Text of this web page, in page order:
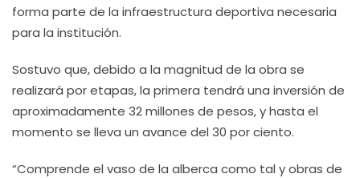
forma parte de la infraestructura deportiva necesaria
para la institución.
Sostuvo que, debido a la magnitud de la obra se
realizará por etapas, la primera tendrá una inversión de
aproximadamente 32 millones de pesos, y hasta el
momento se lleva un avance del 30 por ciento.
“Comprende el vaso de la alberca como tal y obras de